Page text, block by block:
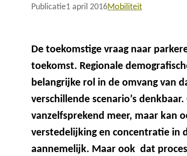
Publicatie1 april 2016Mobiliteit
De toekomstige vraag naar
toekomst. Regionale
belangrijke rol in de omvang van
verschillende scenario’s
vanzelfsprekend meer, maar kan
verstedelijking en concentratie in
aannemelijk. Maar ook dat